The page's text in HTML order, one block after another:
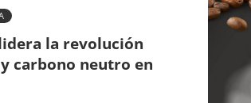
la revolución
carbono neutro en